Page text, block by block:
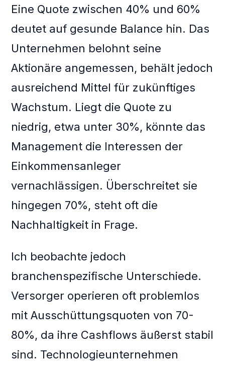
Eine Quote zwischen 40% und 60%
deutet auf gesunde Balance hin. Das
Unternehmen belohnt seine
Aktionäre angemessen, behält jedoch
ausreichend Mittel für zukünftiges
Wachstum. Liegt die Quote zu
niedrig, etwa unter 30%, könnte das
Management die Interessen der
Einkommensanleger
vernachlässigen. Überschreitet sie
hingegen 70%, steht oft die
Nachhaltigkeit in Frage.
Ich beobachte jedoch
branchenspezifische Unterschiede.
Versorger operieren oft problemlos
mit Ausschüttungsquoten von 70-
80%, da ihre Cashflows äußerst stabil
sind. Technologieunternehmen